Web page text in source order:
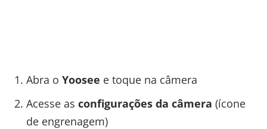
Abra o Yoosee e toque na câmera
Acesse as configurações da câmera (ícone
de engrenagem)